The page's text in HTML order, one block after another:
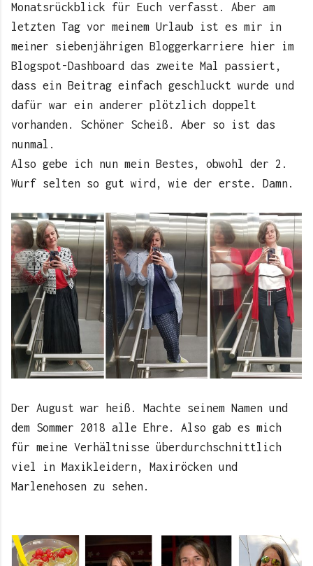
Monatsrückblick für Euch verfasst. Aber am
letzten Tag vor meinem Urlaub ist es mir in
meiner siebenjährigen Bloggerkarriere hier im
Blogspot-Dashboard das zweite Mal passiert,
dass ein Beitrag einfach geschluckt wurde und
dafür war ein anderer plötzlich doppelt
vorhanden. Schöner Scheiß. Aber so ist das
nunmal.
Also gebe ich nun mein Bestes, obwohl der 2.
Wurf selten so gut wird, wie der erste. Damn.
Der August war heiß. Machte seinem Namen und
dem Sommer 2018 alle Ehre. Also gab es mich
für meine Verhältnisse überdurchschnittlich
viel in Maxikleidern, Maxiröcken und
Marlenehosen zu sehen.